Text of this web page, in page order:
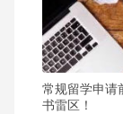
常规留学申请
书雷区！